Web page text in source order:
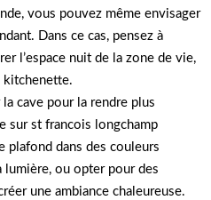
vous pouvez même envisager
Dans ce cas, pensez à
l’espace nuit de la zone de vie,
kitchenette.
la cave pour la rendre plus
sur st francois longchamp
plafond dans des couleurs
lumière, ou opter pour des
une ambiance chaleureuse.